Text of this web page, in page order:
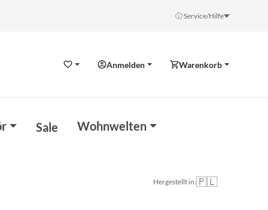
ⓘ Service/Hilfe
WunschzettelAnmelden Warenkorb
Sale Wohnwelten
Hergestellt in:🇵🇱